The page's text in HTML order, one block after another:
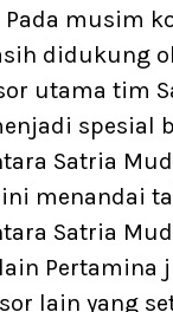
Pada musim
didukung
utama tim
spesial
Satria
menandai
Satria
Pertamina
lain yang